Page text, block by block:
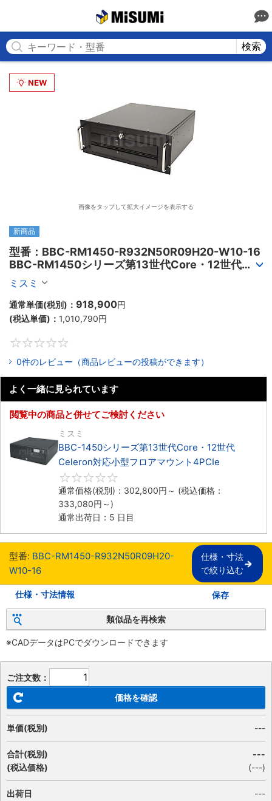
検索
画像をタップして拡大イメージを表示する
新商品
型番：BBC-RM1450-R932N50R09H20-W10-16
BBC-RM1450シリーズ第13世代Core・12世代
Celeron対応ラックマウント4PCIe
ミスミ
通常単価(税別)： 918,900円
(税込単価)： 1,010,790円
0件のレビュー（商品レビューの投稿ができます）
よく一緒に見られています
閲覧中の商品と併せてご検討ください
ミスミ
BBC-1450シリーズ第13世代Core・12世代
Celeron対応小型フロアマウント4PCIe
通常価格(税別)： 302,800円 ～ (税込価格：
333,080円 ～)
通常出荷日：5 日目
型番: BBC-RM1450-R932N50R09H20-
W10-16
仕様・寸法
で絞り込む
仕様・寸法情報 保存
類似品を再検索
※CADデータはPCでダウンロードできます
ご注文数：
価格を確認
単価(税別) ---
合計(税別)
(税込価格)
---
(---)
出荷日
---